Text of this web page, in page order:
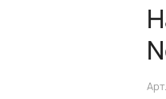
Арт.